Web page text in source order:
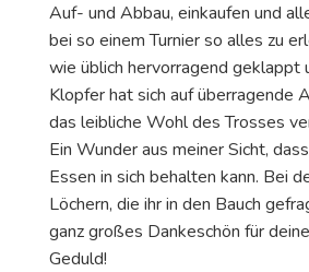
Auf- und Abbau, einkaufen und
bei so einem Turnier so alles zu
wie üblich hervorragend geklappt
Klopfer hat sich auf überragende
das leibliche Wohl des Trosses
Ein Wunder aus meiner Sicht,
Essen in sich behalten kann. Bei
Löchern, die ihr in den Bauch
ganz großes Dankeschön für
Geduld!